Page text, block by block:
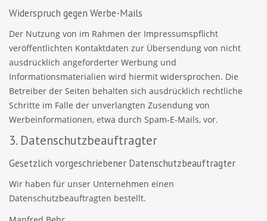
Widerspruch gegen Werbe-Mails
Der Nutzung von im Rahmen der Impressumspflicht
veröffentlichten Kontaktdaten zur Übersendung von nicht
ausdrücklich angeforderter Werbung und
Informationsmaterialien wird hiermit widersprochen. Die
Betreiber der Seiten behalten sich ausdrücklich rechtliche
Schritte im Falle der unverlangten Zusendung von
Werbeinformationen, etwa durch Spam-E-Mails, vor.
3. Datenschutzbeauftragter
Gesetzlich vorgeschriebener Datenschutzbeauftragter
Wir haben für unser Unternehmen einen
Datenschutzbeauftragten bestellt.